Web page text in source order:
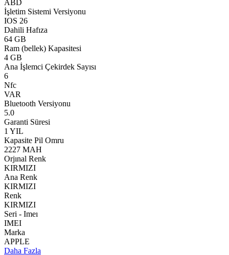
ABD
İşletim Sistemi Versiyonu
IOS 26
Dahili Hafıza
64 GB
Ram (bellek) Kapasitesi
4 GB
Ana İşlemci Çekirdek Sayısı
6
Nfc
VAR
Bluetooth Versiyonu
5.0
Garanti Süresi
1 YIL
Kapasite Pil Omru
2227 MAH
Orjınal Renk
KIRMIZI
Ana Renk
KIRMIZI
Renk
KIRMIZI
Seri - Imeı
IMEI
Marka
APPLE
Daha Fazla